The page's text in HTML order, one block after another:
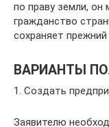
по праву земли, он
гражданство
сохраняет
ВАРИАНТЫ
1. Создать
Заявителю